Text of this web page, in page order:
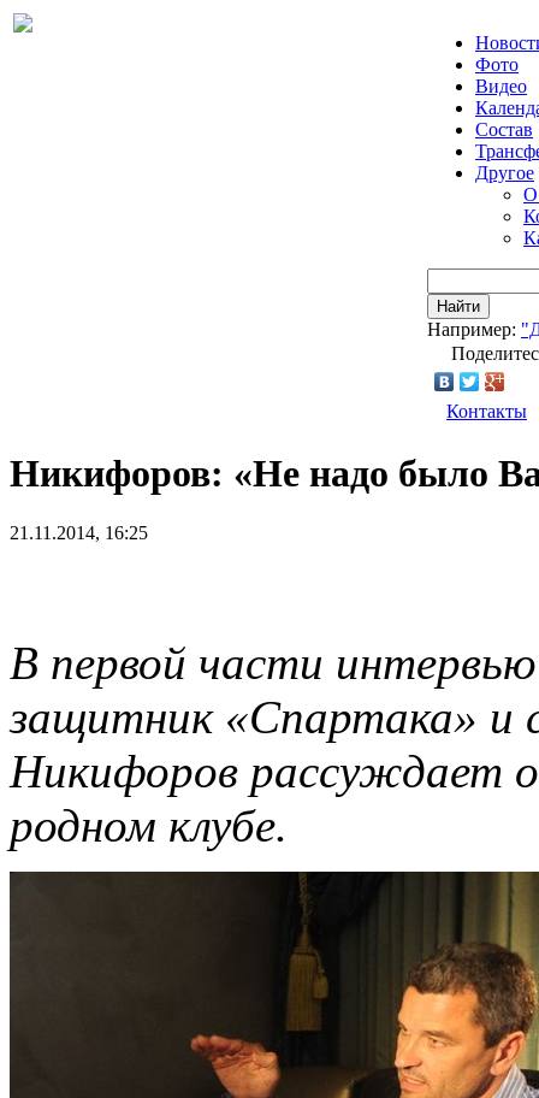
Фото
Видео
Состав
Другое
О
Найти
Например:
Контакты
Никифоров: «Не надо было
21.11.2014, 16:25
В первой части
защитник «Спартака» и
Никифоров рассуждает
родном клубе.